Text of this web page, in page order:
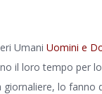
Umani Uomini e
il loro tempo per
giornaliere, lo fanno